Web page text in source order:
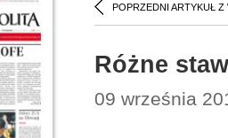
POPRZEDNI ARTYKUŁ Z
Różne
09 września